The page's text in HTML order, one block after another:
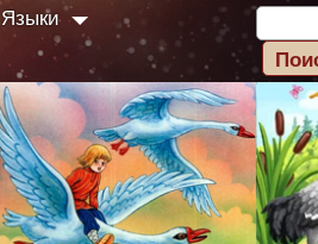
Языки